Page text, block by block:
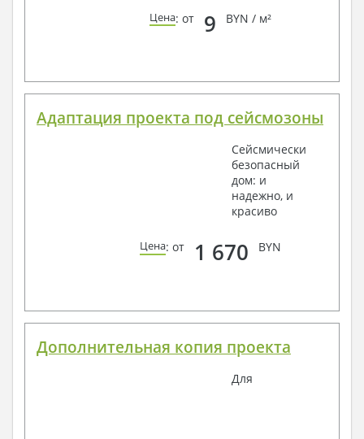
Цена: от 9 BYN / м²
Адаптация проекта под сейсмозоны
Сейсмически
безопасный
дом: и
надежно, и
красиво
Цена: от 1 670 BYN
Дополнительная копия проекта
Для